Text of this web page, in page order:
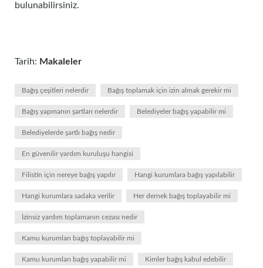
bulunabilirsiniz.
Tarih: Makaleler
Bağış çeşitleri nelerdir Bağış toplamak için izin almak gerekir mi
Bağış yapmanın şartları nelerdir Belediyeler bağış yapabilir mi
Belediyelerde şartlı bağış nedir
En güvenilir yardım kuruluşu hangisi
Filistin için nereye bağış yapılır Hangi kurumlara bağış yapılabilir
Hangi kurumlara sadaka verilir Her dernek bağış toplayabilir mi
İzinsiz yardım toplamanın cezası nedir
Kamu kurumları bağış toplayabilir mi
Kamu kurumları bağış yapabilir mi Kimler bağış kabul edebilir